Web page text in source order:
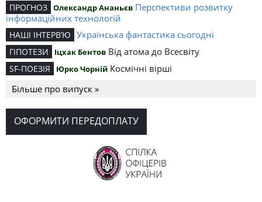
ПРОГНОЗ Олександр Ананьєв Перспективи розвитку
інформаційних технологій
НАШІ ІНТЕРВ’Ю Українська фантастика сьогодні
ГІПОТЕЗИ Іцхак Бентов Від атома до Всесвіту
SF-ПОЕЗІЯ Юрко Чорній Космічні вірші
Більше про випуск »
ОФОРМИТИ ПЕРЕДОПЛАТУ